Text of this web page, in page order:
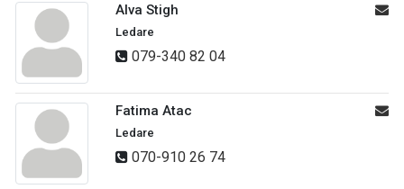
Alva Stigh
Ledare
079-340 82 04
Fatima Atac
Ledare
070-910 26 74